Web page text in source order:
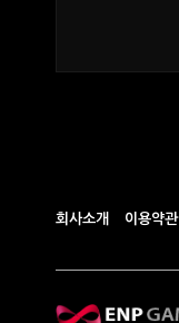
회사소개 이용약관